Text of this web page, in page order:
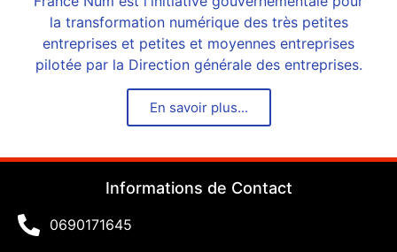
la transformation numérique des très petites
entreprises et petites et moyennes entreprises
pilotée par la Direction générale des entreprises.
En savoir plus...
Informations de Contact
0690171645